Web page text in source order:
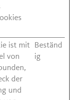
ist mit
von
der
und
Beständ
ig